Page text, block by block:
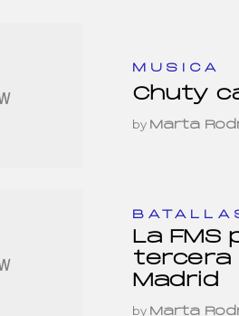
MUSICA
Chuty
by Marta
La FMS
tercera
Madrid
by Marta